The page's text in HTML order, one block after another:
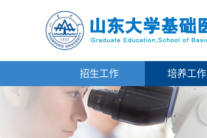
招生工作 培养工作